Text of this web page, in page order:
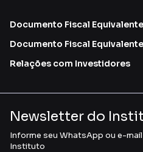
Documento Fiscal
Documento Fiscal
Relações com Investidores
Newsletter do
Informe seu WhatsApp ou e-
Instituto